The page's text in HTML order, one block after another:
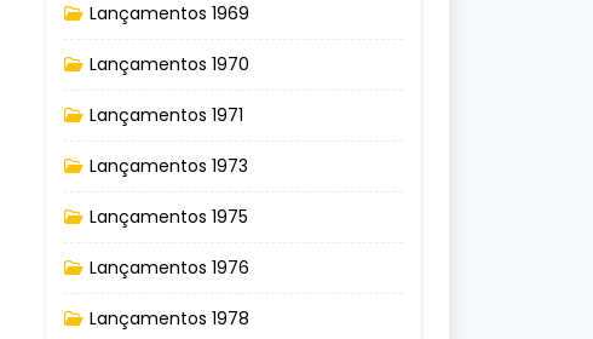
Lançamentos 1969
Lançamentos 1970
Lançamentos 1971
Lançamentos 1973
Lançamentos 1975
Lançamentos 1976
Lançamentos 1978